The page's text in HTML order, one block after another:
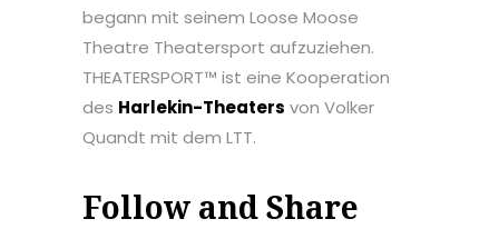
begann mit seinem Loose Moose
Theatre Theatersport aufzuziehen.
THEATERSPORT™ ist eine Kooperation
des Harlekin-Theaters von Volker
Quandt mit dem LTT.
Follow and Share